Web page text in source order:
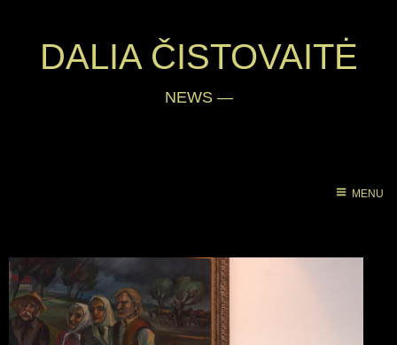
DALIA ČISTOVAITĖ
NEWS—
MENU